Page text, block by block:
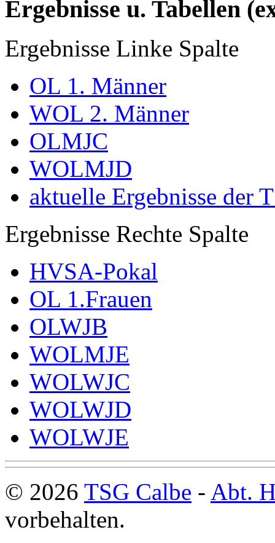
Ergebnisse u. Tabellen
Ergebnisse Linke Spalte
OL 1. Männer
WOL 2. Männer
OLMJC
WOLMJD
aktuelle Ergebnisse der
Ergebnisse Rechte Spalte
HVSA-Pokal
OL 1.Frauen
OLWJB
WOLMJE
WOLWJC
WOLWJD
WOLWJE
© 2026 TSG Calbe - Abt.
vorbehalten.